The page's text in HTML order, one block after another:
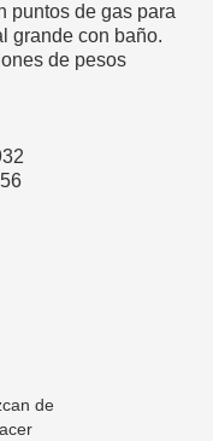
puntos de gas para
grande con baño.
de pesos
de